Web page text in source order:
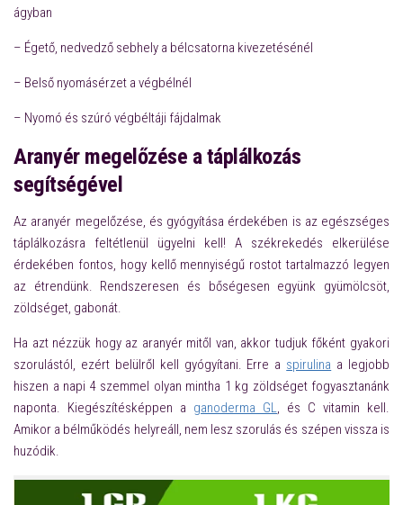
ágyban
– Égető, nedvedző sebhely a bélcsatorna kivezetésénél
– Belső nyomásérzet a végbélnél
– Nyomó és szúró végbéltáji fájdalmak
Aranyér megelőzése a táplálkozás
segítségével
Az aranyér megelőzése, és gyógyítása érdekében is az egészséges
táplálkozásra feltétlenül ügyelni kell! A székrekedés elkerülése
érdekében fontos, hogy kellő mennyiségű rostot tartalmazzó legyen
az étrendünk. Rendszeresen és bőségesen együnk gyümölcsöt,
zöldséget, gabonát.
Ha azt nézzük hogy az aranyér mitől van, akkor tudjuk főként gyakori
szorulástól, ezért belülről kell gyógyítani. Erre a spirulina a legjobb
hiszen a napi 4 szemmel olyan mintha 1 kg zöldséget fogyasztanánk
naponta. Kiegészítésképpen a ganoderma GL, és C vitamin kell.
Amikor a bélműködés helyreáll, nem lesz szorulás és szépen vissza is
huzódik.